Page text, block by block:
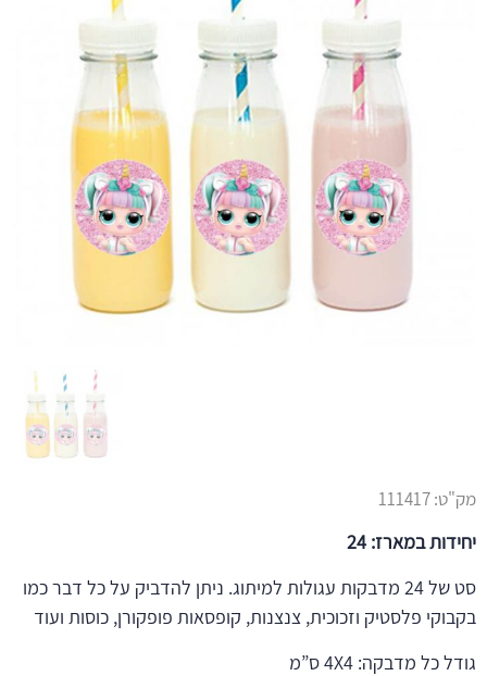
מק"ט:111417
יחידות במארז: 24
סט של 24 מדבקות עגולות למיתוג. ניתן להדביק על כל דבר כמו
בקבוקי פלסטיק וזכוכית, צנצנות, קופסאות פופקורן, כוסות ועוד
גודל כל מדבקה: 4X4 ס”מ